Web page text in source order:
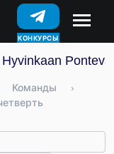
КОНКУРСЫ
Команды
›